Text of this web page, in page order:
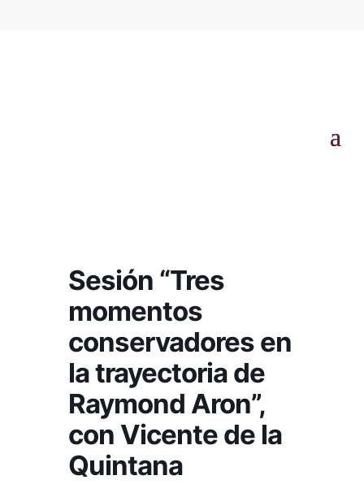
Sesión “Tres
momentos
conservadores en
la trayectoria de
Raymond Aron”,
con Vicente de la
Quintana